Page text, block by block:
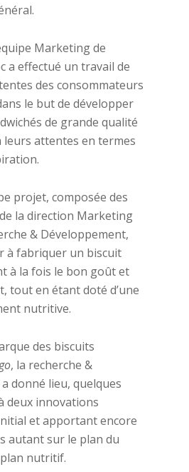
Marketing de
a effectué un travail de
des consommateurs
le but de développer
de grande qualité
attentes en termes
projet, composée des
la direction Marketing
& Développement,
à fabriquer un biscuit
à la fois le bon goût et
tout en étant doté d’une
nutritive.
des biscuits
, la recherche &
donné lieu, quelques
deux innovations
et apportant encore
autant sur le plan du
nutritif.